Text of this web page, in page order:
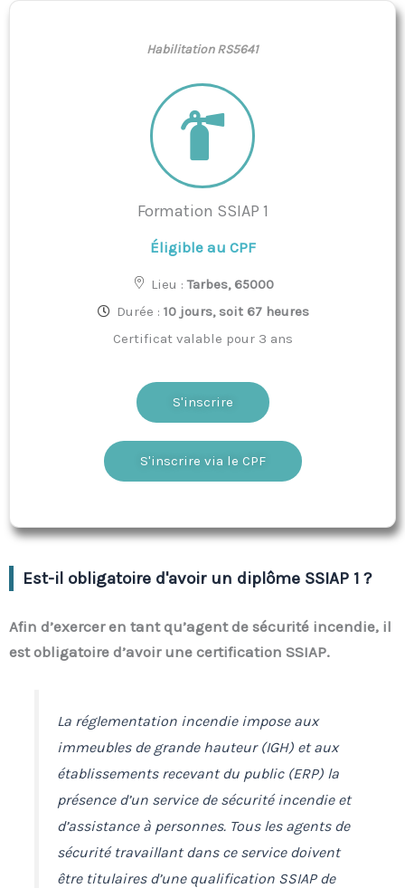
HabilitationRS5641
Formation SSIAP 1
Éligible au CPF
Lieu :Tarbes, 65000
Durée : 10 jours, soit 67 heures
Certificat valable pour 3 ans
S'inscrire
S'inscrire via le CPF
Est-il obligatoire d'avoir un diplôme SSIAP 1 ?
Afin d’exercer en tant qu’agent de sécurité incendie, il
est obligatoire d’avoir une certification SSIAP.
La réglementation incendie impose aux
immeubles de grande hauteur (IGH) et aux
établissements recevant du public (ERP) la
présence d’un service de sécurité incendie et
d’assistance à personnes. Tous les agents de
sécurité travaillant dans ce service doivent
être titulaires d’une qualification SSIAP de